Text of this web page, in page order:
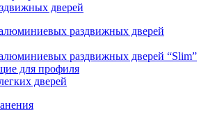
дверей
раздвижных дверей
раздвижных дверей “Slim”
для профиля
дверей